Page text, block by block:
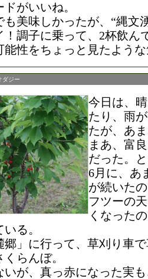
がいいね。
美味しかったが、“縄文
！調子に乗って、2杯飲ん
能性をちょっと見たよう
ダジー
今日は、
たり、雨
たが、あ
まあ、富
だった。
6月に、あ
が続いた
フツーの
くなった
る。
郷」に行って、草刈り車
らんぼ。
いが、真っ赤になった実